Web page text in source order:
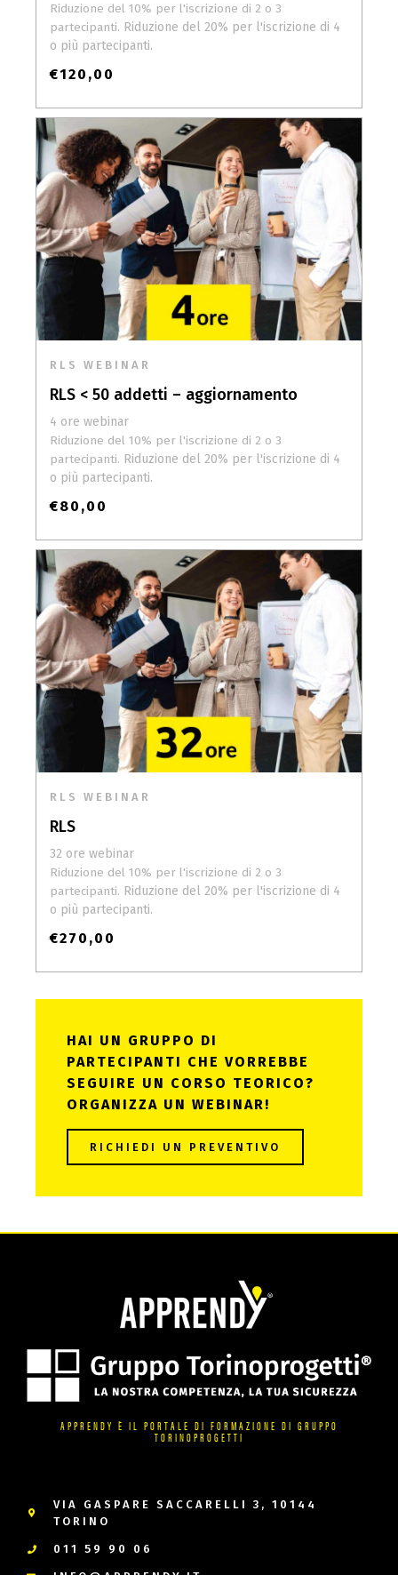
Riduzione del 10% per l'iscrizione di 2 o 3
partecipanti. Riduzione del 20% per l'iscrizione di 4
o più partecipanti.
€120,00
RLS WEBINAR
RLS < 50 addetti – aggiornamento
4 ore webinar
Riduzione del 10% per l'iscrizione di 2 o 3
partecipanti. Riduzione del 20% per l'iscrizione di 4
o più partecipanti.
€80,00
RLS WEBINAR
RLS
32 ore webinar
Riduzione del 10% per l'iscrizione di 2 o 3
partecipanti. Riduzione del 20% per l'iscrizione di 4
o più partecipanti.
€270,00
HAI UN GRUPPO DI
PARTECIPANTI CHE VORREBBE
SEGUIRE UN CORSO TEORICO?
ORGANIZZA UN WEBINAR!
RICHIEDI UN PREVENTIVO
APPRENDY È IL PORTALE DI FORMAZIONE DI GRUPPO
TORINOPROGETTI
VIA GASPARE SACCARELLI 3, 10144
TORINO
011 59 90 06